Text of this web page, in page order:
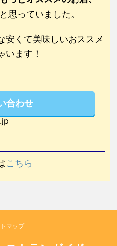
と思っていました。
安くて美味しいおススメ
います！
合わせ
こちら
マップ